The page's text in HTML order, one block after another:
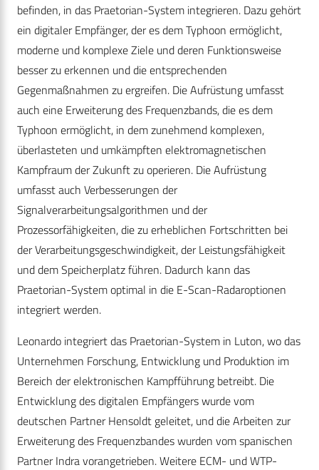
befinden, in das Praetorian-System integrieren. Dazu gehört
ein digitaler Empfänger, der es dem Typhoon ermöglicht,
moderne und komplexe Ziele und deren Funktionsweise
besser zu erkennen und die entsprechenden
Gegenmaßnahmen zu ergreifen. Die Aufrüstung umfasst
auch eine Erweiterung des Frequenzbands, die es dem
Typhoon ermöglicht, in dem zunehmend komplexen,
überlasteten und umkämpften elektromagnetischen
Kampfraum der Zukunft zu operieren. Die Aufrüstung
umfasst auch Verbesserungen der
Signalverarbeitungsalgorithmen und der
Prozessorfähigkeiten, die zu erheblichen Fortschritten bei
der Verarbeitungsgeschwindigkeit, der Leistungsfähigkeit
und dem Speicherplatz führen. Dadurch kann das
Praetorian-System optimal in die E-Scan-Radaroptionen
integriert werden.
Leonardo integriert das Praetorian-System in Luton, wo das
Unternehmen Forschung, Entwicklung und Produktion im
Bereich der elektronischen Kampfführung betreibt. Die
Entwicklung des digitalen Empfängers wurde vom
deutschen Partner Hensoldt geleitet, und die Arbeiten zur
Erweiterung des Frequenzbandes wurden vom spanischen
Partner Indra vorangetrieben. Weitere ECM- und WTP-